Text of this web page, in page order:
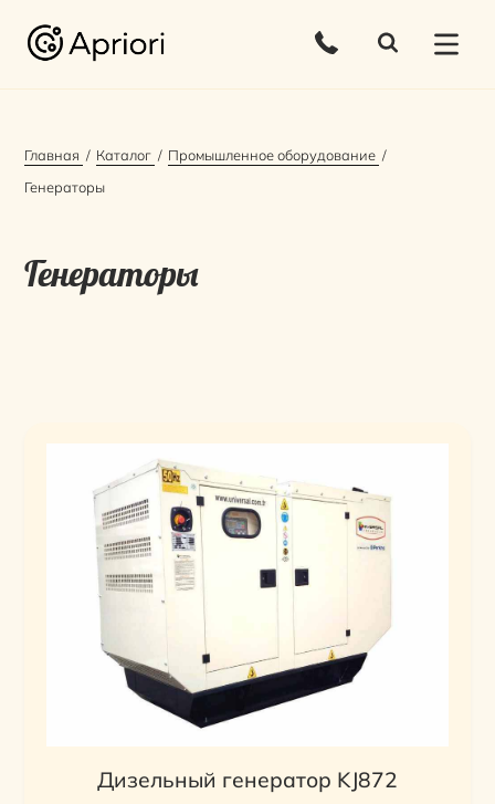
Главная Каталог
Промышленное оборудование
Генераторы
Генераторы
Дизельный генератор KJ872